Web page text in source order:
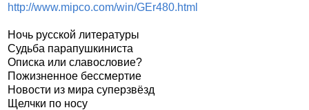
http://www.mipco.com/win/GEr480.html
Ночь русской литературы
Судьба парапушкиниста
Описка или славословие?
Пожизненное бессмертие
Новости из мира суперзвёзд
Щелчки по носу